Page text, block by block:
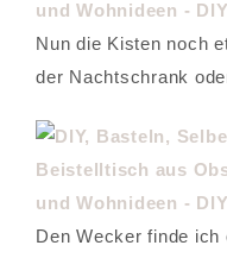
Nun die Kisten noch
der Nachtschrank
Den Wecker finde ich